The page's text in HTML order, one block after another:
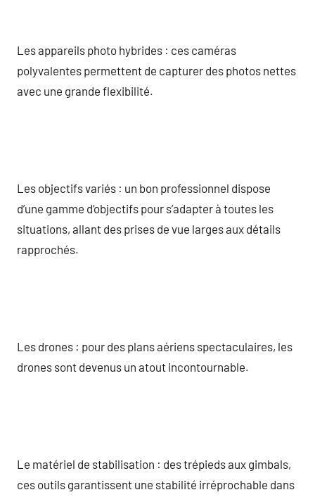
Les appareils photo hybrides : ces caméras
polyvalentes permettent de capturer des photos nettes
avec une grande flexibilité.
Les objectifs variés : un bon professionnel dispose
d’une gamme d’objectifs pour s’adapter à toutes les
situations, allant des prises de vue larges aux détails
rapprochés.
Les drones : pour des plans aériens spectaculaires, les
drones sont devenus un atout incontournable.
Le matériel de stabilisation : des trépieds aux gimbals,
ces outils garantissent une stabilité irréprochable dans